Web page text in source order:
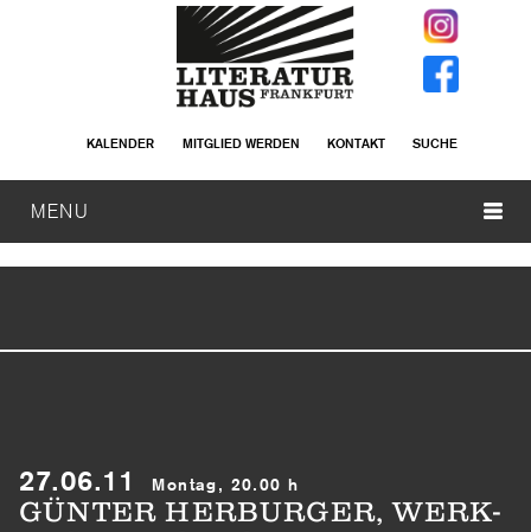
KALENDER MITGLIED WERDEN KONTAKT SUCHE
MENU
27.06.11 Montag, 20.00 h
GÜNTER HERBURGER, WERK-